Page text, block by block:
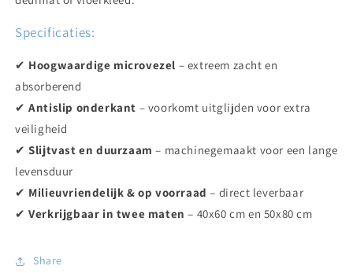
Specificaties:
✔ Hoogwaardige microvezel – extreem zacht en
absorberend
✔Antislip onderkant – voorkomt uitglijden voor extra
veiligheid
✔Slijtvast en duurzaam – machinegemaakt voor een lange
levensduur
✔ Milieuvriendelijk & op voorraad – direct leverbaar
✔Verkrijgbaar in twee maten – 40x60 cm en 50x80 cm
Share